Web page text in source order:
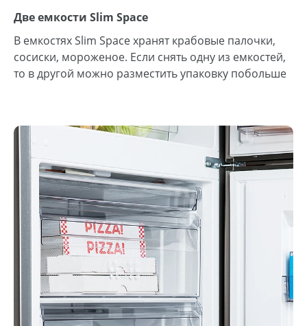
Две емкости Slim Space
В емкостях Slim Space хранят крабовые палочки,
сосиски, мороженое. Если снять одну из емкостей,
то в другой можно разместить упаковку побольше